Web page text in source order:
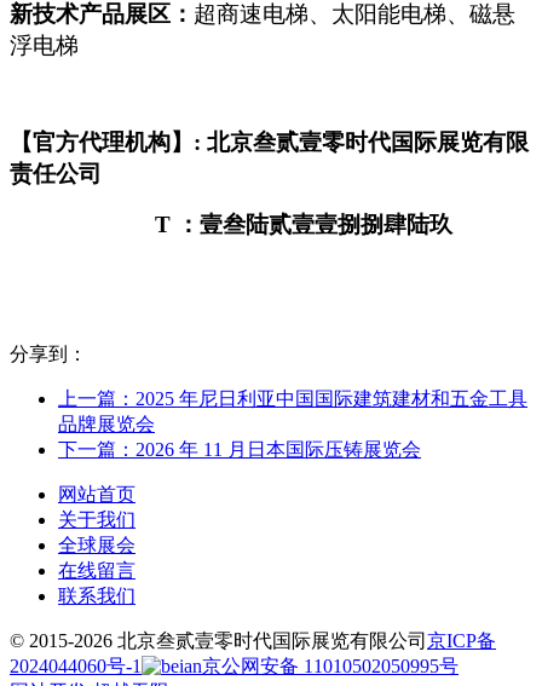
新技术产品展区： 超商速电梯、太阳能电梯、磁悬
浮电梯
【官方代理机构】: 北京叁贰壹零时代国际展览有限
责任公司
T
：壹叁陆贰壹壹捌捌肆陆玖
分享到：
上一篇：2025 年尼日利亚中国国际建筑建材和五金工具
品牌展览会
下一篇：2026 年 11 月日本国际压铸展览会
网站首页
关于我们
全球展会
在线留言
联系我们
© 2015-2026 北京叁贰壹零时代国际展览有限公司 京ICP备
2024044060号-1
京公网安备 11010502050995号